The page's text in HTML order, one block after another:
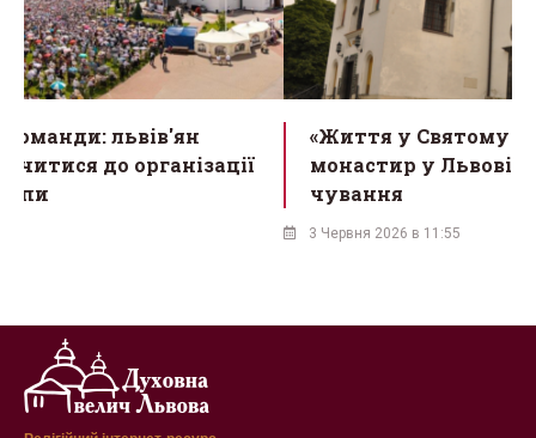
«Життя у Святому Дусі»: василіянський
монастир у Львові запрошує на нічні